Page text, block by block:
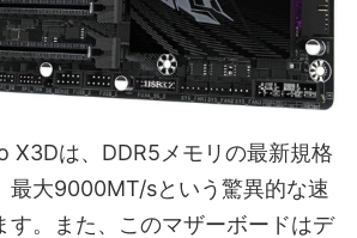
X3Dは、DDR5メモリの最新規格
最大9000MT/sという驚異的な速
す。また、このマザーボードはデ